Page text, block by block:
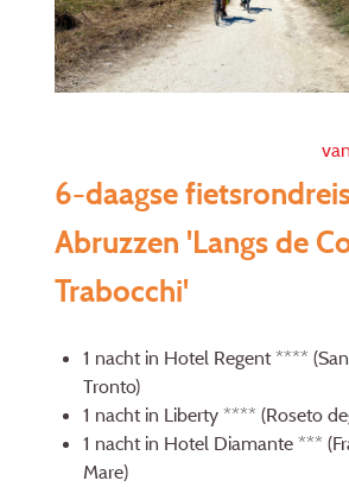
6-daagse
Abruzzen 'Langs de
Trabocchi'
1 nacht in Hotel Regent ****
Tronto)
1 nacht in Liberty **** (Roseto
1 nacht in Hotel Diamante ***
Mare)